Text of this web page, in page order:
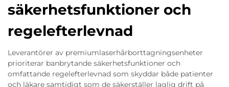
säkerhetsfunktioner och
regelefterlevnad
Leverantörer av premiumlaserhårborttagningsenheter
prioriterar banbrytande säkerhetsfunktioner och
omfattande regelefterlevnad som skyddar både patienter
och läkare samtidigt som de säkerställer laglig drift på